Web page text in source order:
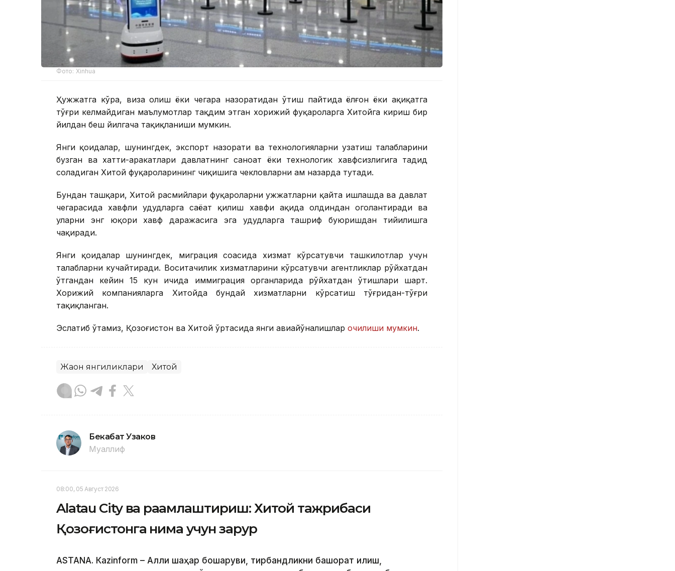
Фото: Xinhua
Ҳужжатга кўра, виза олиш ёки чегара назоратидан ўтиш пайтида ёлғон ёки ҳақиқатга
тўғри келмайдиган маълумотлар тақдим этган хорижий фуқароларга Хитойга кириш бир
йилдан беш йилгача тақиқланиши мумкин.
Янги қоидалар, шунингдек, экспорт назорати ва технологияларни узатиш талабларини
бузган ва хатти-ҳаракатлари давлатнинг саноат ёки технологик хавфсизлигига таҳдид
соладиган Хитой фуқароларининг чиқишига чекловларни ҳам назарда тутади.
Бундан ташқари, Хитой расмийлари фуқароларни ҳужжатларни қайта ишлашда ва давлат
чегарасида хавфли ҳудудларга саёҳат қилиш хавфи ҳақида олдиндан огоҳлантиради ва
уларни энг юқори хавф даражасига эга ҳудудларга ташриф буюришдан тийилишга
чақиради.
Янги қоидалар шунингдек, миграция соҳасида хизмат кўрсатувчи ташкилотлар учун
талабларни кучайтиради. Воситачилик хизматларини кўрсатувчи агентликлар рўйхатдан
ўтгандан кейин 15 кун ичида иммиграция органларида рўйхатдан ўтишлари шарт.
Хорижий компанияларга Хитойда бундай хизматларни кўрсатиш тўғридан-тўғри
тақиқланган.
Эслатиб ўтамиз, Қозоғистон ва Хитой ўртасида янги авиайўналишлар очилиши мумкин.
Жаҳон янгиликлари Хитой
Бекабат Узаков
Муаллиф
08:00, 05 Август 2026
Alatau City ва рақамлаштириш: Хитой тажрибаси
Қозоғистонга нима учун зарур
ASTANА. Кazinform – Ақлли шаҳар бошқаруви, тирбандликни башорат қилиш,